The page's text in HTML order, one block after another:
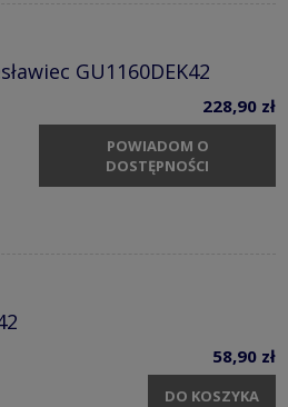
GU1160DEK42
228,90 zł
POWIADOM O
DOSTĘPNOŚCI
58,90 zł
DO KOSZYKA